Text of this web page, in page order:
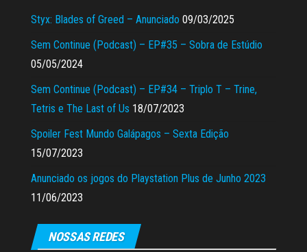
Styx: Blades of Greed – Anunciado 09/03/2025
Sem Continue (Podcast) – EP#35 – Sobra de Estúdio
05/05/2024
Sem Continue (Podcast) – EP#34 – Triplo T – Trine,
Tetris e The Last of Us 18/07/2023
Spoiler Fest Mundo Galápagos – Sexta Edição
15/07/2023
Anunciado os jogos do Playstation Plus de Junho 2023
11/06/2023
NOSSAS REDES